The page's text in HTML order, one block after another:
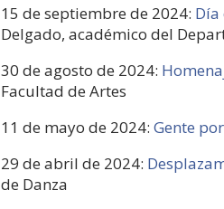
15 de septiembre de 2024:
Delgado, académico del
30 de agosto de 2024:
Facultad de Artes
11 de mayo de 2024:Gente
29 de abril de 2024:
de Danza